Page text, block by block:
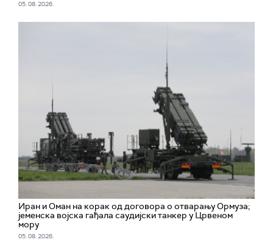
05. 08. 2026.
Иран и Оман на корак од договора о отварању Ормуза;
jеменска војска гађала саудијски танкер у Црвеном
мору
05. 08. 2026.